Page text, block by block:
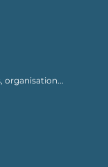
organisation...